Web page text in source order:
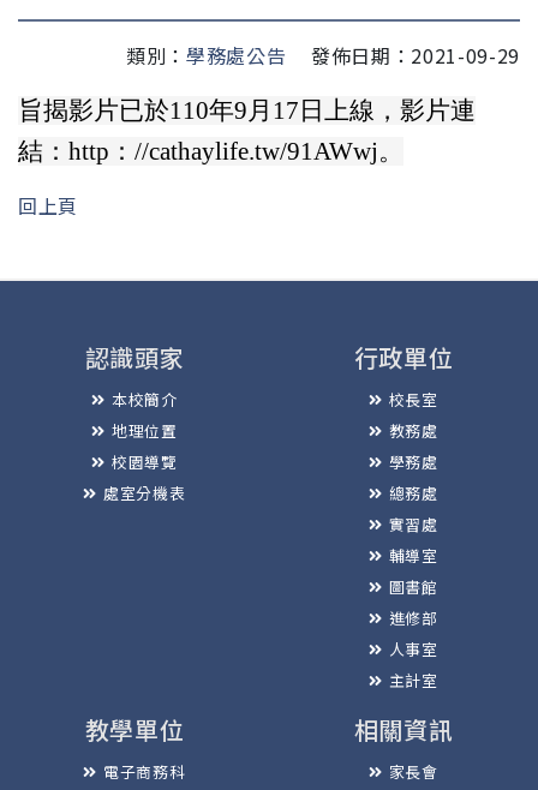
類別： 學務處公告
發佈日期：2021-09-29
旨揭影片已於110年9月17日上線，影片連
結：http：//cathaylife.tw/91AWwj。
回上頁
認識頭家
本校簡介
地理位置
校園導覽
處室分機表
行政單位
校長室
教務處
學務處
總務處
實習處
輔導室
圖書館
進修部
人事室
主計室
教學單位
電子商務科
相關資訊
家長會